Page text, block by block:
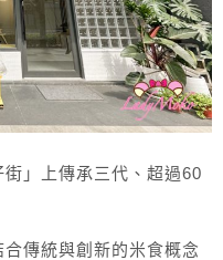
」上傳承三代、超過60
傳統與創新的米食概念